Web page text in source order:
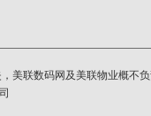
美联数码网及美联物业概不负